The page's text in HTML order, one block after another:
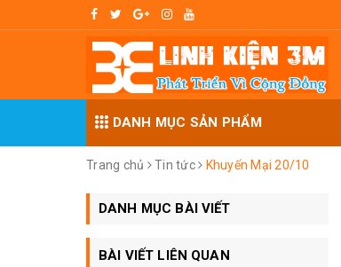
DANH MỤC SẢN PHẨM
Trang chủ Tin tức Khuyến Mại 20/10
DANH MỤC BÀI VIẾT
BÀI VIẾT LIÊN QUAN